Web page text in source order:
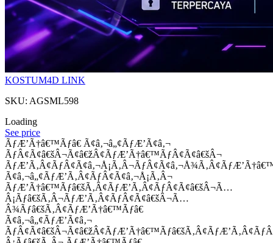
KOSTUM4D LINK
SKU: AGSML598
Loading
See price
ÃƒÆ’Ã†â€™Ãƒâ€ Ã¢â‚¬â„¢ÃƒÆ’Ã¢â‚¬
ÃƒÂ¢Ã¢â€šÂ¬Ã¢â€žÂ¢ÃƒÆ’Ã†â€™ÃƒÂ¢Ã¢â€šÂ¬
Ã¢â‚¬â„¢ÃƒÆ’Ã‚Â¢ÃƒÂ¢Ã¢â‚¬Å¡Ã‚Â¬
ÃƒÆ’Ã†â€™Ãƒâ€šÃ‚Â¢ÃƒÆ’Ã‚Â¢ÃƒÂ¢Ã¢â€šÂ¬Ã…
Â¡Ãƒâ€šÃ‚Â¬ÃƒÆ’Ã‚Â¢ÃƒÂ¢Ã¢â€šÂ¬Ã…
Â¾Ãƒâ€šÃ‚Â¢ÃƒÆ’Ã†â€™Ãƒâ€
Ã¢â‚¬â„¢ÃƒÆ’Ã¢â‚¬